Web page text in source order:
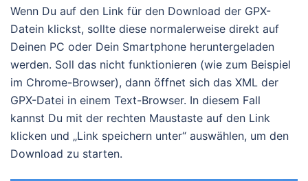
Wenn Du auf den Link für den Download der GPX-
Datein klickst, sollte diese normalerweise direkt auf
Deinen PC oder Dein Smartphone heruntergeladen
werden. Soll das nicht funktionieren (wie zum Beispiel
im Chrome-Browser), dann öffnet sich das XML der
GPX-Datei in einem Text-Browser. In diesem Fall
kannst Du mit der rechten Maustaste auf den Link
klicken und „Link speichern unter“ auswählen, um den
Download zu starten.